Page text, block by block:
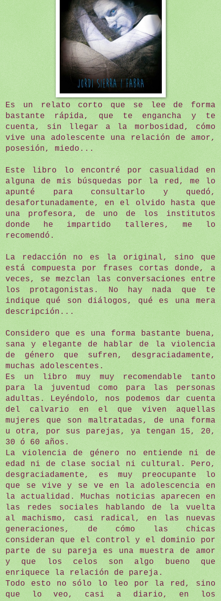
Es un relato corto que se lee de forma
bastante rápida, que te engancha y te
cuenta, sin llegar a la morbosidad, cómo
vive una adolescente una relación de amor,
posesión, miedo...
Este libro lo encontré por casualidad en
alguna de mis búsquedas por la red, me lo
apunté para consultarlo y quedó,
desafortunadamente, en el olvido hasta que
una profesora, de uno de los institutos
donde he impartido talleres, me lo
recomendó.
La redacción no es la original, sino que
está compuesta por frases cortas donde, a
veces, se mezclan las conversaciones entre
los protagonistas. No hay nada que te
indique qué son diálogos, qué es una mera
descripción...
Considero que es una forma bastante buena,
sana y elegante de hablar de la violencia
de género que sufren, desgraciadamente,
muchas adolescentes.
Es un libro muy muy recomendable tanto
para la juventud como para las personas
adultas. Leyéndolo, nos podemos dar cuenta
del calvario en el que viven aquellas
mujeres que son maltratadas, de una forma
u otra, por sus parejas, ya tengan 15, 20,
30 ó 60 años.
La violencia de género no entiende ni de
edad ni de clase social ni cultural. Pero,
desgraciadamente, es muy preocupante lo
que se vive y se ve en la adolescencia en
la actualidad. Muchas noticias aparecen en
las redes sociales hablando de la vuelta
al machismo, casi radical, en las nuevas
generaciones, de cómo las chicas
consideran que el control y el dominio por
parte de su pareja es una muestra de amor
y que los celos son algo bueno que
enriquece la relación de pareja.
Todo esto no sólo lo leo por la red, sino
que lo veo, casi a diario, en los